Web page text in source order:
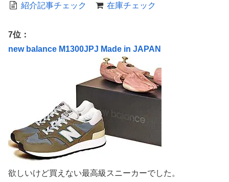
紹介記事チェック
在庫チェック
7位：
new balance M1300JPJ Made in JAPAN
欲しいけど買えない最高級スニーカーでした。